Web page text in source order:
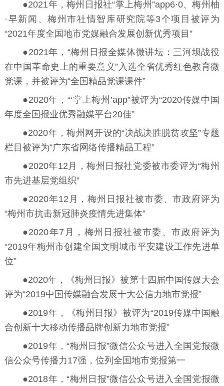
●2021年，梅州日报社“掌上梅州”app6·0、梅州柚
·早新闻、梅州市社情智库研究院等3个项目被评为
“2021年度全国地市党媒融合发展创新优秀项目”
●2021年，“梅州日报全媒体微讲坛：三河坝战役
在中国革命史上的重要意义”入选全省优秀红色教育微
党课，并被评为“全国精品党课课件”
●2020年，“‘掌上梅州’app”被评为“2020传媒中国
年度全国报业优秀融媒平台20佳”
●2020年，梅州网开设的“决战决胜脱贫攻坚”专题
栏目被评为“广东省网络传播精品工程”
●2020年12月，梅州日报社党委被市委评为“梅州
市先进基层党组织”
●2020年12月，梅州日报社被市委、市政府评为
“梅州市抗击新冠肺炎疫情先进集体”
●2020年7月，梅州日报社被市委、市政府评为
“2019年梅州市创建全国文明城市平安建设工作先进单
位”
●2020年，《梅州日报》被第十四届中国传媒大会
评为“2019中国传媒融合发展十大公信力地市党报”
●2019年，《梅州日报》被评为“2019传媒中国融
合创新十大移动传播品牌创新力地市党报”
●2019年，“梅州日报”微信公众号进入全国党报微
信公众号传播力17强，位列全国地市党报第一
●2018年，“梅州日报”微信公众号进入全国党报微